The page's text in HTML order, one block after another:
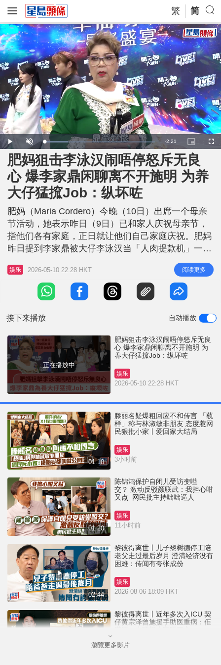
繁 简
P
l
a
y
U
n
m
u
t
e
L
o
a
d
e
d
:
2
1
.
4
3
R
e
m
n
n
-2:21
P
i
c
t
u
e
i
c
t
r
e
F
u
肥妈狙击李泳汉闹唔停怒斥无良
心 爆李家鼎闲聊离不开施明 为养
大仔猛搲Job：纵坏咗
肥妈（Maria Cordero）今晚（10日）出席一个母亲
节活动，她表示昨日（9日）已和家人庆祝母亲节，
指他们各有家庭，正日就让他们自己家庭庆祝。肥妈
昨日提到李家鼎被大仔李泳汉当「人肉提款机」一事
非常劳气，今日再讲此事时仍怒气不减。 肥妈指李
家鼎纵仔 肥妈指李家鼎为此喊了几次，她亦忍无可
忍，对于网民力撑她讲得有道理，肥妈说：「我无
睇，但我是讲得有道理，一早叫佢（李家鼎）放手，
娱乐 2026-05-10 22:28 HKT 阅读更多
接下来播放 自动播放
正在播放中
肥妈狙击李泳汉闹唔停怒斥无良
心 爆李家鼎闲聊离不开施明 为
养大仔猛搲Job：纵坏咗
娱乐
2026-05-10 22:28 HKT
01:10
滕丽名疑爆粗回应不和传言 「藐
样」称与林淑敏非朋友 态度惹网
民狠批小家丨爱回家大结局
娱乐
3小时前
01:20
陈锦鸿保护自闭儿受访变嗌
交？ 激动反驳颜联武：我担心咁
又点 网民批主持咄咄逼人
娱乐
11小时前
02:44
黎彼得离世丨儿子黎树德停工陪
老父走过最后岁月 澄清经济没有
困难：传闻有夸张成份
娱乐
2026-08-06 18:09 HKT
黎彼得离世丨近年多次入ICU 契
仔黄宗泽曾施援手助医重病：佢
娱乐
瀏覽更多影片